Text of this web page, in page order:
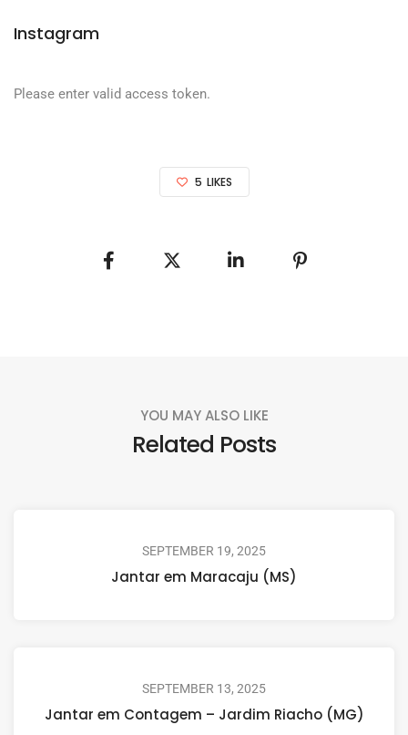
Instagram
Please enter valid access token.
5 LIKES
YOU MAY ALSO LIKE
Related Posts
SEPTEMBER 19, 2025
Jantar em Maracaju (MS)
SEPTEMBER 13, 2025
Jantar em Contagem – Jardim Riacho (MG)